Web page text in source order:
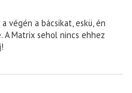
végén a bácsikat, eskü, én
Matrix sehol nincs ehhez